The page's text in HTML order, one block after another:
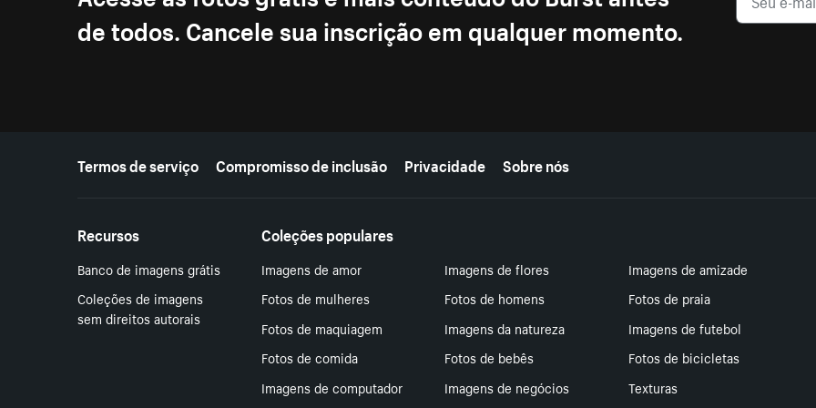
de todos. Cancele sua inscrição em qualquer momento.
Mais recursos
Termos de serviço Compromisso de inclusão Privacidade Sobre nós
Recursos
Banco de imagens grátis
Coleções de imagens
sem direitos autorais
Coleções populares
Imagens de amor Imagens de flores
Imagens de amizade
Fotos de mulheres
Fotos de homens
Fotos de praia
Fotos de maquiagem
Imagens da natureza
Imagens de futebol
Fotos de comida
Fotos de bebês
Fotos de bicicletas
Imagens de computador
Imagens de negócios
Texturas